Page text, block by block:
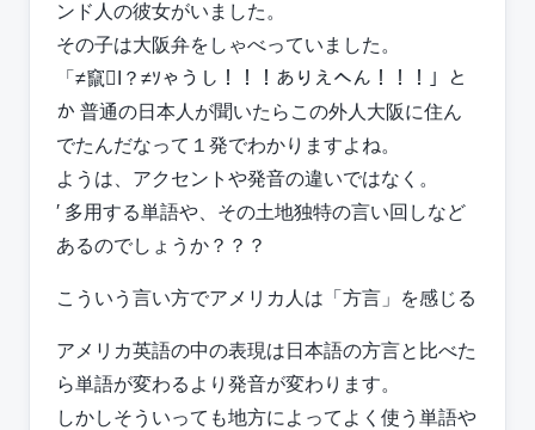
ンド人の彼女がいました。
その子は大阪弁をしゃべっていました。
「≠竄I？≠ｿゃうし！！！ありえへん！！！」と
か 普通の日本人が聞いたらこの外人大阪に住ん
でたんだなって１発でわかりますよね。
ようは、アクセントや発音の違いではなく。
′ 多用する単語や、その土地独特の言い回しなど
あるのでしょうか？？？
こういう言い方でアメリカ人は「方言」を感じる
アメリカ英語の中の表現は日本語の方言と比べた
ら単語が変わるより発音が変わります。
しかしそういっても地方によってよく使う単語や